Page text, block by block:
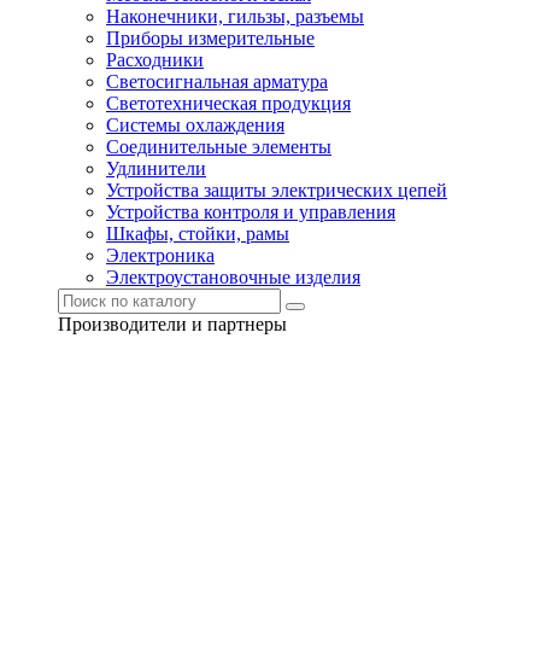
Наконечники, гильзы, разъемы
Приборы измерительные
Расходники
Светосигнальная арматура
Светотехническая продукция
Системы охлаждения
Соединительные элементы
Удлинители
Устройства защиты электрических цепей
Устройства контроля и управления
Шкафы, стойки, рамы
Электроника
Электроустановочные изделия
Производители и партнеры